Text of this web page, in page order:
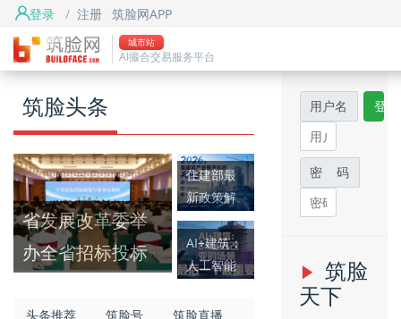
登录 / 注册 筑脸网APP
城市站
AI撮合交易服务平台
筑脸头条
筑脸吧
筑脸头条
省发展改革委举
办全省招标投标
住建部最
新政策解
读 建筑产
业数字化
转型进入
AI+建筑：
人工智能
建筑业的8
头条推荐 筑脸号 筑脸直播
用户名
密 码
登录
筑脸
天下